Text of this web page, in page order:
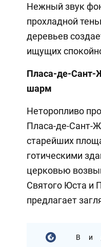
Нежный звук
прохладной
деревьев
ищущих
Пласа-де-Сант-
шарм
Неторопливо
Пласа-де-Сант-
старейших
готическими
церковью
Святого Юста и
предлагает